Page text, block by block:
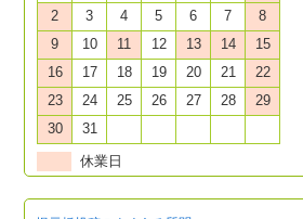
2
3 4 5 6 7
8
9
10 11 12 13 14
15
16
17 18 19 20 21
22
23
24 25 26 27 28
29
30
31
休業日